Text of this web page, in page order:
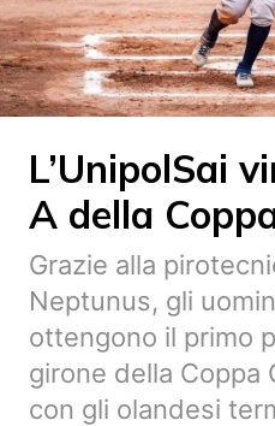
L’UnipolSai
A della
Grazie alla
Neptunus, gli
ottengono il primo
girone della Coppa
con gli olandesi